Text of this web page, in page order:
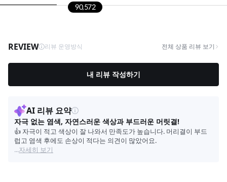
90,572